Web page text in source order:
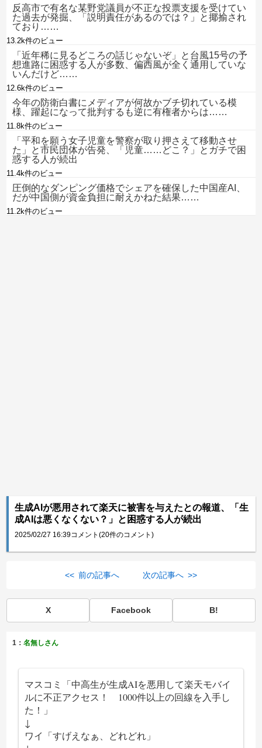
反高市で有名な某野党議員が不正な投票支援を受けてい
た過去が発掘、「説明責任があるのでは？」と揶揄され
ており……
13.2k件のビュー
「近年稀に見るどころの話じゃないぞ」と台風15号の予
想進路に困惑する人が多数、偏西風が全く通用していな
いんだけど……
12.6k件のビュー
今年の防衛白書にメディアが何故かブチ切れている模
様、躍起になって批判するも逆に有権者からは……
11.8k件のビュー
「平和を願う女子児童を警察が取り押さえて移動させ
た」と市民団体が告発、「児童……どこ？」とガチで困
惑する人が続出
11.4k件のビュー
圧倒的なダンピング価格でシェアを確保した中国産AI、
だが中国側が資金負担に耐えかねた結果……
11.2k件のビュー
生成AIが悪用されて楽天に被害を与えたとの報道、「生
成AIは悪くなくない？」と困惑する人が続出
2025/02/27 16:39コメント(20件のコメント)
<< 前の記事へ 次の記事へ >>
X Facebook B!
1：名無しさん
マスコミ「中高生が生成AIを悪用して楽天モバイ
ルに不正アクセス！ 1000件以上の回線を入手し
た！」
↓
ワイ「すげえなぁ、どれどれ」